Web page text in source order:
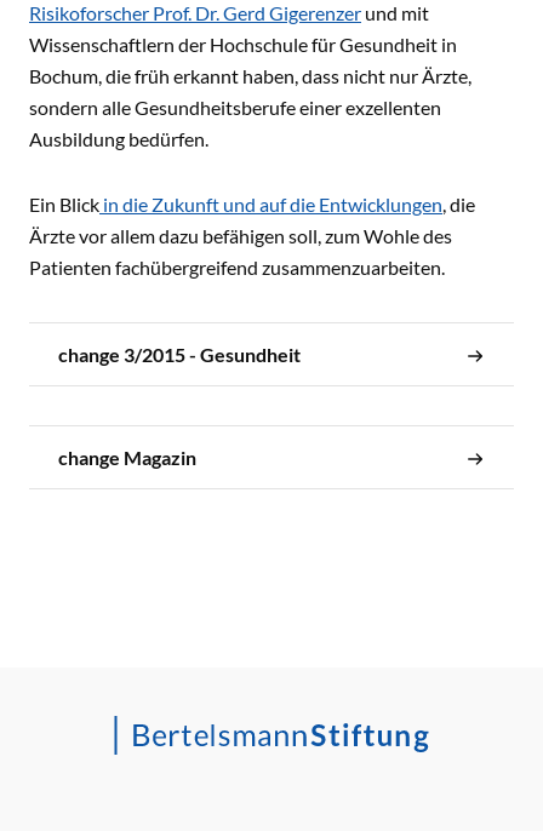
Risikoforscher Prof. Dr. Gerd Gigerenzer und mit
Wissenschaftlern der Hochschule für Gesundheit in
Bochum, die früh erkannt haben, dass nicht nur Ärzte,
sondern alle Gesundheitsberufe einer exzellenten
Ausbildung bedürfen.
Ein Blick in die Zukunft und auf die Entwicklungen, die
Ärzte vor allem dazu befähigen soll, zum Wohle des
Patienten fachübergreifend zusammenzuarbeiten.
change 3/2015 - Gesundheit
change Magazin